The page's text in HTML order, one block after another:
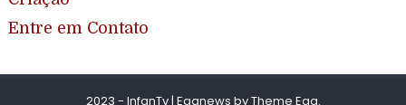
Entre em Contato
2023 - InfanTv | Eggnews byTheme Egg.